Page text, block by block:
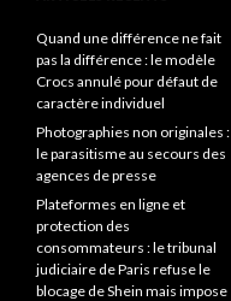
Quand une différence ne fait
pas la différence : le modèle
Crocs annulé pour défaut de
caractère individuel
Photographies non originales :
le parasitisme au secours des
agences de presse
Plateformes en ligne et
protection des
consommateurs : le tribunal
judiciaire de Paris refuse le
blocage de Shein mais impose